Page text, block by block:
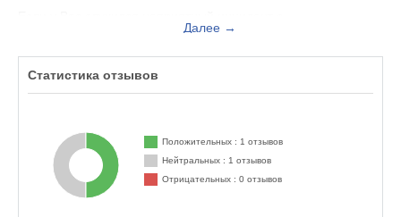
обслуживающим персоналом, Вы можете оставить жалобу
здесь. Представитель организации ответит на Ваш отзыв и
Твердый шампунь Organic Secrets Гвоздика и корица
находится по адресу Москва Мытищи фуражный проезд вл.
4, вы можете поделиться впечатлением от посещения
данного заведения с будущими посетителями.
Далее →
Статистика отзывов
Положительных : 1 отзывов
Нейтральных : 1 отзывов
Отрицательных : 0 отзывов